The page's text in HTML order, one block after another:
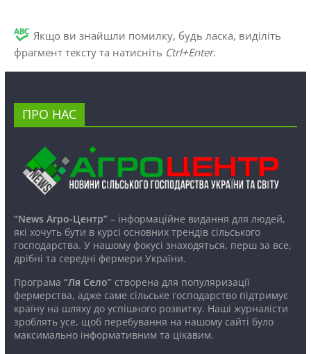
Якщо ви знайшли помилку, будь ласка, виділіть
фрагмент тексту та натисніть Ctrl+Enter.
ПРО НАС
“News Агро-Центр”– інформаційне видання для людей,
які хочуть бути в курсі основних трендів сільського
господарства. У нашому фокусі знаходяться, перш за все,
дрібні та середні фермери України.
Програма “Ля Село”створена для популяризації
фермерства, адже саме сільське господарство підтримує
країну на шляху до успішного розвитку. Наші журналісти
зроблять усе, щоб перебування на нашому сайті було
максимально інформативним та цікавим.